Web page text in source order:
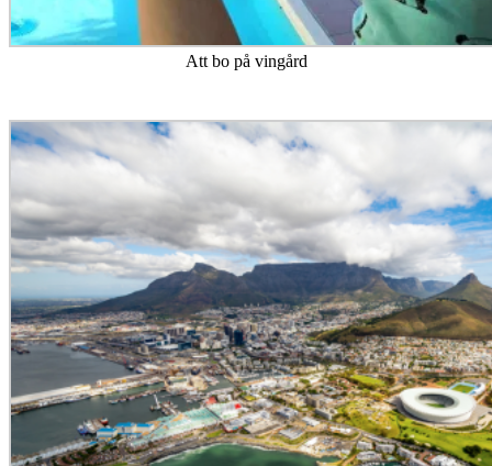
Att bo på vingård